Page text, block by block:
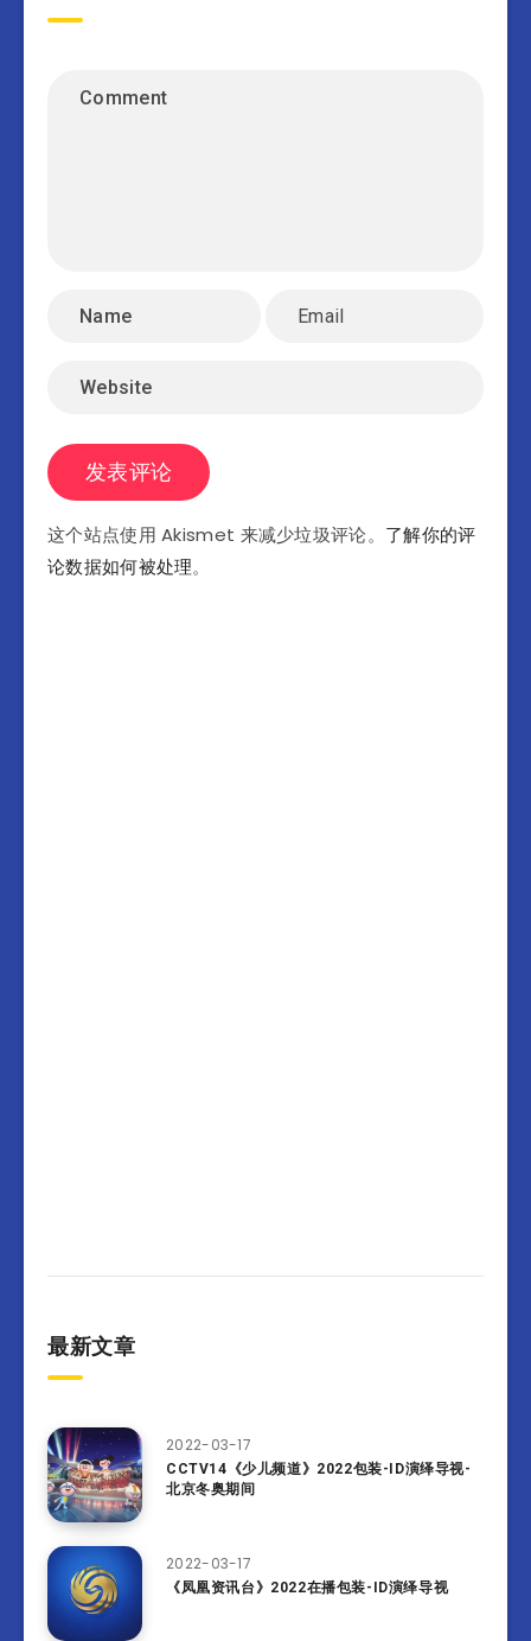
这个站点使用 Akismet 来减少垃圾评论。 了解你的评
论数据如何被处理。
最新文章
2022-03-17
CCTV14《少儿频道》2022包装-ID演绎导视-
北京冬奥期间
2022-03-17
《凤凰资讯台》2022在播包装-ID演绎导视